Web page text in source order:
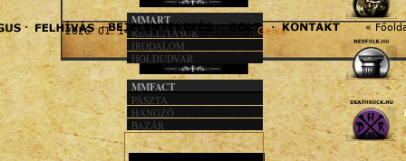
2026. 01. 14. - 04:27 | © szerzőség: Gelka «
MMART
KIÁLLÍTÁSOK
IRODALOM
HOLDUDVAR
MMFACT
PÁSZTA
HANGZÓ
BAZÁR